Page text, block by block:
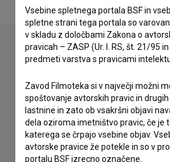
Spoštovani, s pomočjo spodnjega
stik z uredništvom Baze slovenskih
odzivov.
imam vprašanje
Vsebine spletnega portala BSF in
spletne strani tega portala so
v skladu z določbami Zakona o
pravicah – ZASP (Ur. l. RS, št. 21/95
predmeti varstva s pravicami
Zavod Filmoteka si v največji možni
spoštovanje avtorskih pravic in
lastnine in zato ob vsakršni objavi
dela oziroma imetništvo pravic, če je
katerega se črpajo vsebine objav.
avtorske pravice že potekle in so v
portalu BSF izrecno označene.